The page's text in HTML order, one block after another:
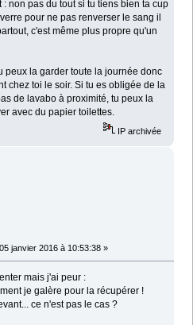
non pas du tout si tu tiens bien ta cup
pour ne pas renverser le sang il
c'est même plus propre qu'un
peux la garder toute la journée donc
chez toi le soir. Si tu es obligée de la
de lavabo à proximité, tu peux la
avec du papier toilettes.
IP archivée
05 janvier 2016 à 10:53:38 »
mais j'ai peur :
je galère pour la récupérer !
ce n'est pas le cas ?